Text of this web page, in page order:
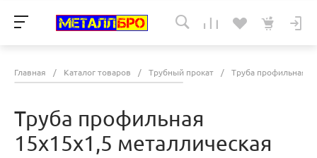
Главная / Каталог товаров / Трубный прокат / Труба профильная
Труба профильная
15х15х1,5 металлическая